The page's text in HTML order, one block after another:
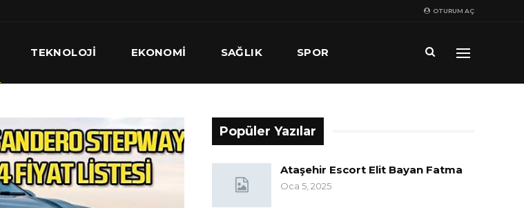
OTURUM AÇ
TEKNOLOJI EKONOMI SAĞLIK SPOR
Popüler Yazılar
Ataşehir Escort Elit Bayan Fatma
Oca 5, 2025